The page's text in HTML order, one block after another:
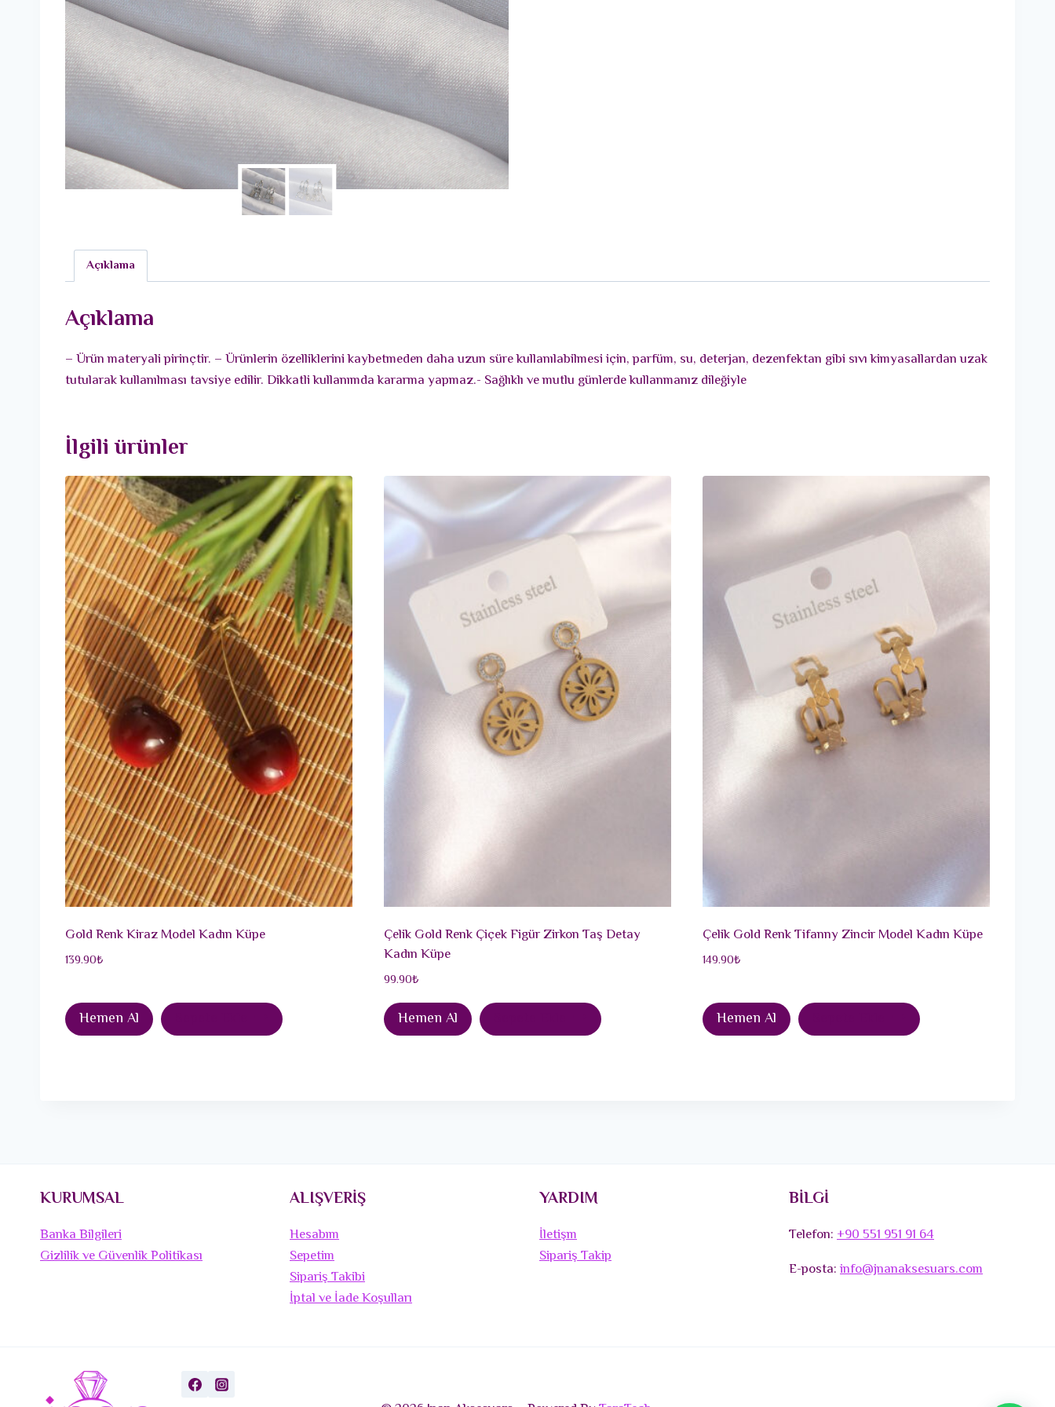
Açıklama
Açıklama
– Ürün materyali pirinçtir. – Ürünlerin özelliklerini kaybetmeden daha uzun süre kullanılabilmesi için, parfüm, su, deterjan, dezenfektan gibi sıvı kimyasallardan uzak
tutularak kullanılması tavsiye edilir. Dikkatli kullanımda kararma yapmaz.- Sağlıklı ve mutlu günlerde kullanmanız dileğiyle
İlgili ürünler
Gold Renk Kiraz Model Kadın Küpe
139.90₺
Hemen Al
Çelik Gold Renk Çiçek Figür Zirkon Taş Detay
Kadın Küpe
99.90₺
Hemen Al
Çelik Gold Renk Tifanny Zincir Model Kadın Küpe
149.90₺
Hemen Al
KURUMSAL
Banka Bilgileri
Gizlilik ve Güvenlik Politikası
ALIŞVERİŞ
Hesabım
Sepetim
Sipariş Takibi
İptal ve İade Koşulları
YARDIM
İletişm
Sipariş Takip
BİLGİ
Telefon:+90 551 951 91 64
E-posta:info@jnanaksesuars.com